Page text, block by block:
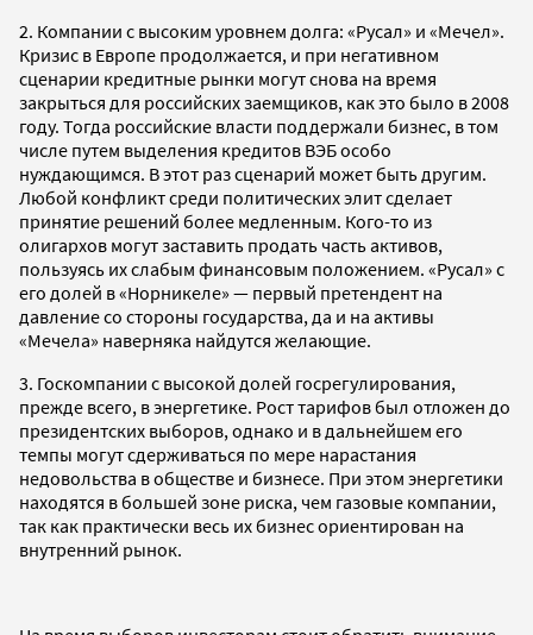
2. Компании с высоким уровнем долга: «Русал» и «Мечел».
Кризис в Европе продолжается, и при негативном
сценарии кредитные рынки могут снова на время
закрыться для российских заемщиков, как это было в 2008
году. Тогда российские власти поддержали бизнес, в том
числе путем выделения кредитов ВЭБ особо
нуждающимся. В этот раз сценарий может быть другим.
Любой конфликт среди политических элит сделает
принятие решений более медленным. Кого-то из
олигархов могут заставить продать часть активов,
пользуясь их слабым финансовым положением. «Русал» с
его долей в «Норникеле» — первый претендент на
давление со стороны государства, да и на активы
«Мечела» наверняка найдутся желающие.
3. Госкомпании с высокой долей госрегулирования,
прежде всего, в энергетике. Рост тарифов был отложен до
президентских выборов, однако и в дальнейшем его
темпы могут сдерживаться по мере нарастания
недовольства в обществе и бизнесе. При этом энергетики
находятся в большей зоне риска, чем газовые компании,
так как практически весь их бизнес ориентирован на
внутренний рынок.